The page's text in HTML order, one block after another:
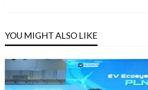
YOU MIGHT ALSO LIKE